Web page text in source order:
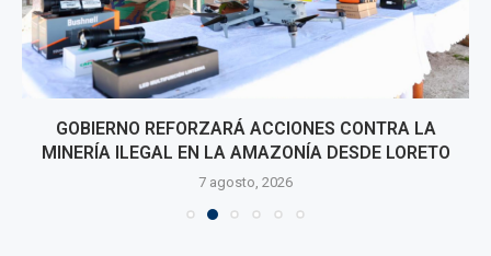
GOBIERNO REFORZARÁ ACCIONES CONTRA LA
MINERÍA ILEGAL EN LA AMAZONÍA DESDE LORETO
7 agosto, 2026